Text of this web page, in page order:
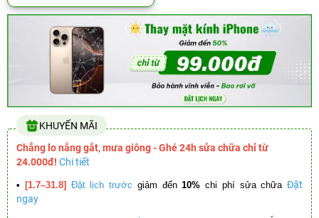
KHUYẾN MÃI
Chẳng lo nắng gắt, mưa giông - Ghé 24h sửa chữa chỉ từ
24.000đ! Chi tiết
• [1.7–31.8] Đặt lịch trước giảm đến10% chi phí sửa chữa Đặt
ngay